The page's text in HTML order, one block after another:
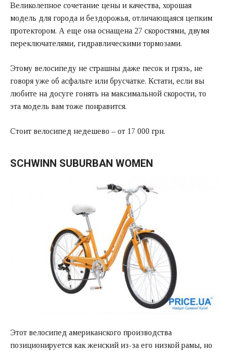
Великолепное сочетание цены и качества, хорошая
модель для города и бездорожья, отличающаяся цепким
протектором. А еще она оснащена 27 скоростями, двумя
переключателями, гидравлическими тормозами.
Этому велосипеду не страшны даже песок и грязь, не
говоря уже об асфальте или брусчатке. Кстати, если вы
любите на досуге гонять на максимальной скорости, то
эта модель вам тоже понравится.
Стоит велосипед недешево – от 17 000 грн.
SCHWINN SUBURBAN WOMEN
Этот велосипед американского производства
позиционируется как женский из-за его низкой рамы, но